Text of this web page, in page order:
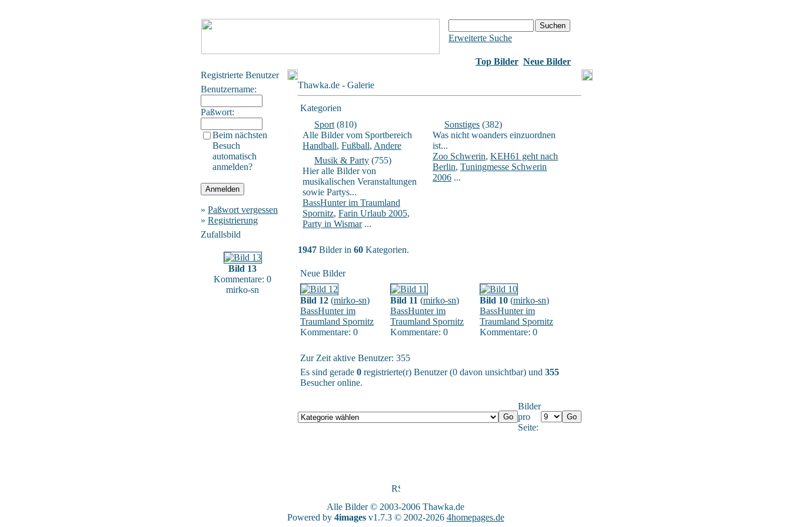
Erweiterte Suche
Top Bilder Neue Bilder
Registrierte Benutzer
Benutzername:
Paßwort:
Beim nächsten
Besuch
automatisch
anmelden?
» Paßwort vergessen
» Registrierung
Zufallsbild
Bild 13
Kommentare: 0
mirko-sn
Thawka.de - Galerie
Kategorien
Sport (810)
Alle Bilder vom Sportbereich
Handball, Fußball, Andere
Musik & Party (755)
Hier alle Bilder von
musikalischen Veranstaltungen
sowie Partys...
BassHunter im Traumland
Spornitz, Farin Urlaub 2005,
Party in Wismar...
Sonstiges (382)
Was nicht woanders einzuordnen
ist...
Zoo Schwerin, KEH61 geht nach
Berlin, Tuningmesse Schwerin
2006 ...
1947 Bilder in 60 Kategorien.
Neue Bilder
Bild 12 (mirko-sn)
BassHunter im
Traumland Spornitz
Kommentare: 0
Bild 11 (mirko-sn)
BassHunter im
Traumland Spornitz
Kommentare: 0
Bild 10 (mirko-sn)
BassHunter im
Traumland Spornitz
Kommentare: 0
Zur Zeit aktive Benutzer: 355
Es sind gerade 0 registrierte(r) Benutzer (0 davon unsichtbar) und 355
Besucher online.
Bilder
pro
Seite:
Alle Bilder © 2003-2006 Thawka.de
Powered by 4imagesv1.7.3 © 2002-2026 4homepages.de